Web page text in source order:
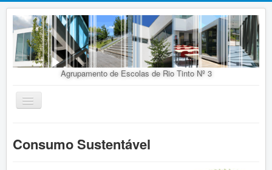
Agrupamento de Escolas de Rio Tinto Nº 3
Ativar/Desativar
navegação
Agrupamento
Consumo Sustentável